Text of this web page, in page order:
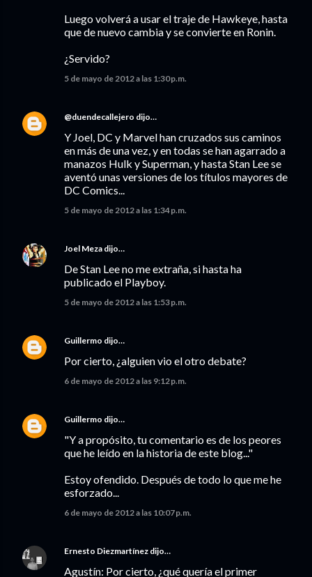
Luego volverá a usar el traje de Hawkeye, hasta
que de nuevo cambia y se convierte en Ronin.
¿Servido?
5 de mayo de 2012 a las 1:30 p.m.
@duendecallejero dijo…
Y Joel, DC y Marvel han cruzados sus caminos
en más de una vez, y en todas se han agarrado a
manazos Hulk y Superman, y hasta Stan Lee se
aventó unas versiones de los títulos mayores de
DC Comics...
5 de mayo de 2012 a las 1:34 p.m.
Joel Meza dijo…
De Stan Lee no me extraña, si hasta ha
publicado el Playboy.
5 de mayo de 2012 a las 1:53 p.m.
Guillermo dijo…
Por cierto, ¿alguien vio el otro debate?
6 de mayo de 2012 a las 9:12 p.m.
Guillermo dijo…
"Y a propósito, tu comentario es de los peores
que he leído en la historia de este blog..."
Estoy ofendido. Después de todo lo que me he
esforzado...
6 de mayo de 2012 a las 10:07 p.m.
Ernesto Diezmartínez dijo…
Agustín: Por cierto, ¿qué quería el primer